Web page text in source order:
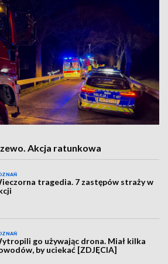
Akcja ratunkowa
tragedia. 7 zastępów straży w
go używając drona. Miał kilka
by uciekać [ZDJĘCIA]